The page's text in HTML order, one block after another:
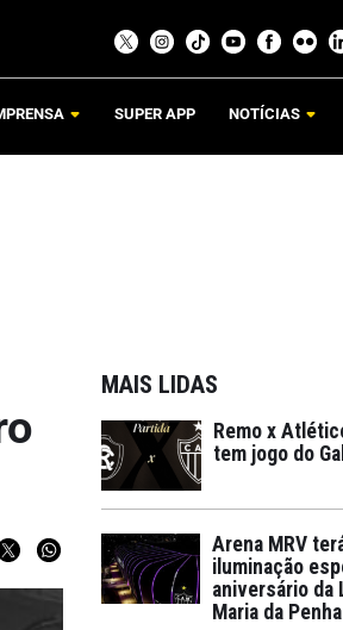
SUPER APP NOTÍCIAS
MAIS LIDAS
Remo x
tem jogo do
Arena MRV
iluminação
aniversário da
Maria da Penha